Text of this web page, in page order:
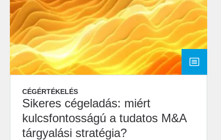
CÉGÉRTÉKELÉS
Sikeres cégeladás: miért
kulcsfontosságú a tudatos M&A
tárgyalási stratégia?